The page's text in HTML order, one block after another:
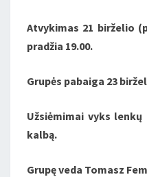
Atvykimas 21 birželio
pradžia 19.00.
Grupės pabaiga 23
Užsiėmimai vyks
kalbą.
Grupę veda Tomasz